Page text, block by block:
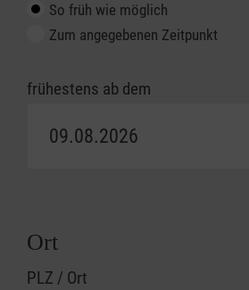
So früh wie möglich
Zum angegebenen Zeitpunkt
frühestens ab dem
Ort
PLZ / Ort